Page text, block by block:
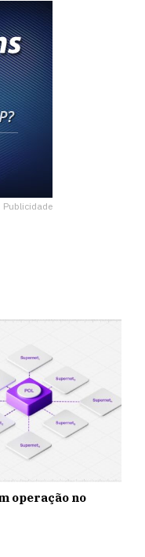
Publicidade
operação no